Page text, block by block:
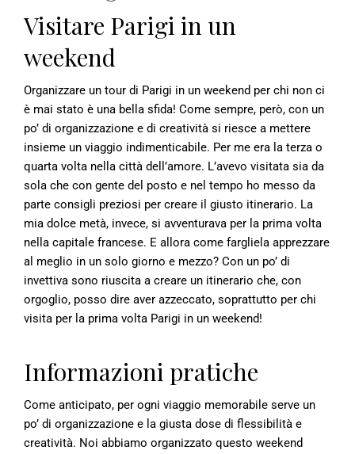
Visitare Parigi in un
weekend
Organizzare un tour di Parigi in un weekend per chi non ci
è mai stato è una bella sfida! Come sempre, però, con un
po’ di organizzazione e di creatività si riesce a mettere
insieme un viaggio indimenticabile. Per me era la terza o
quarta volta nella città dell’amore. L’avevo visitata sia da
sola che con gente del posto e nel tempo ho messo da
parte consigli preziosi per creare il giusto itinerario. La
mia dolce metà, invece, si avventurava per la prima volta
nella capitale francese. E allora come fargliela apprezzare
al meglio in un solo giorno e mezzo? Con un po’ di
invettiva sono riuscita a creare un itinerario che, con
orgoglio, posso dire aver azzeccato, soprattutto per chi
visita per la prima volta Parigi in un weekend!
Informazioni pratiche
Come anticipato, per ogni viaggio memorabile serve un
po’ di organizzazione e la giusta dose di flessibilità e
creatività. Noi abbiamo organizzato questo weekend